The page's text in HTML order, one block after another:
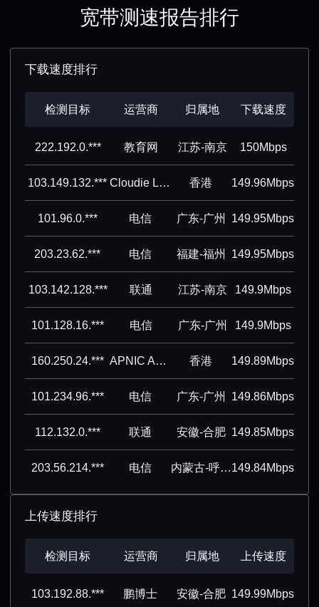
宽带测速报告排行
下载速度排行
检测目标 运营商 归属地 下载速度
222.192.0.*** 教育网 江苏-南京 150Mbps
103.149.132.*** Cloudie Limited 香港 149.96Mbps
101.96.0.*** 电信 广东-广州 149.95Mbps
203.23.62.*** 电信 福建-福州 149.95Mbps
103.142.128.*** 联通 江苏-南京 149.9Mbps
101.128.16.*** 电信 广东-广州 149.9Mbps
160.250.24.*** APNIC ASN block 香港 149.89Mbps
101.234.96.*** 电信 广东-广州 149.86Mbps
112.132.0.*** 联通 安徽-合肥 149.85Mbps
203.56.214.*** 电信 内蒙古-呼和浩特149.84Mbps
上传速度排行
检测目标 运营商 归属地 上传速度
103.192.88.*** 鹏博士 安徽-合肥 149.99Mbps